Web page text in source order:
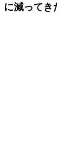
に減ってき